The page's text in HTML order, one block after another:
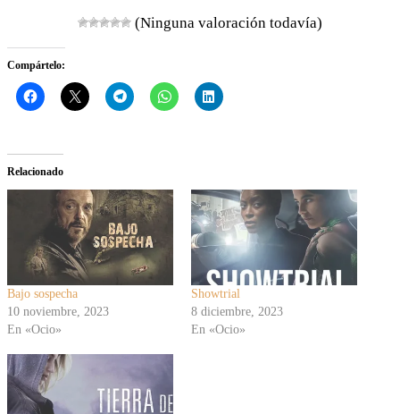
(Ninguna valoración todavía)
Compártelo:
Relacionado
Bajo sospecha
10 noviembre, 2023
En «Ocio»
Showtrial
8 diciembre, 2023
En «Ocio»